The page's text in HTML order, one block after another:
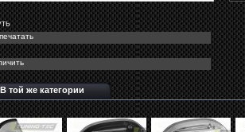
В той же категории